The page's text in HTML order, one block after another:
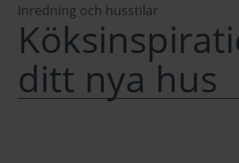
Inredning och husstilar
ditt nya hus